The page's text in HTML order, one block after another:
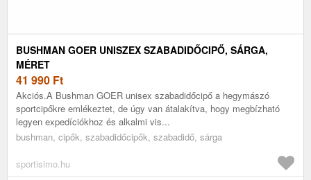
BUSHMAN GOER UNISZEX SZABADIDŐCIPŐ, SÁRGA,
MÉRET
41 990 Ft
Akciós.A Bushman GOER unisex szabadidőcipő a hegymászó
sportcipőkre emlékeztet, de úgy van átalakítva, hogy megbízható
legyen expedíciókhoz és alkalmi vis...
bushman, cipők, szabadidőcipők, szabadidő, sárga
sportisimo.hu